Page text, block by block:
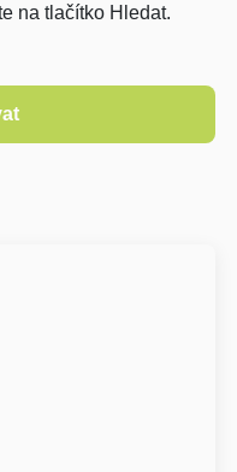
na tlačítko Hledat.